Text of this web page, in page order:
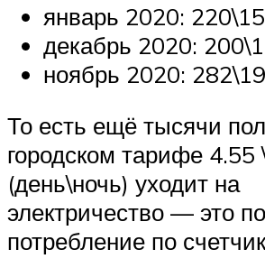
январь 2020:
декабрь 2020:
ноябрь 2020:
То есть ещё тысячи
городском тарифе 4.55
(день\ночь) уходит на
электричество — это
потребление по